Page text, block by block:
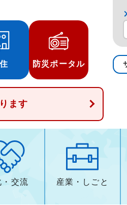
防災ポータル
ます
・交流 産業・しごと